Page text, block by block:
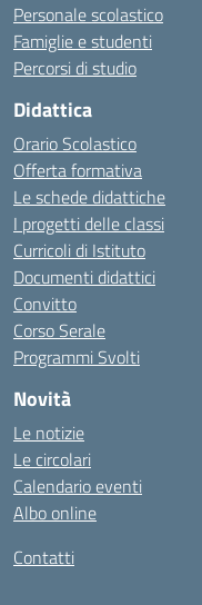
Personale scolastico
Famiglie e studenti
Percorsi di studio
Didattica
Orario Scolastico
Offerta formativa
Le schede didattiche
I progetti delle classi
Curricoli di Istituto
Documenti didattici
Convitto
Corso Serale
Programmi Svolti
Novità
Le notizie
Le circolari
Calendario eventi
Albo online
Contatti